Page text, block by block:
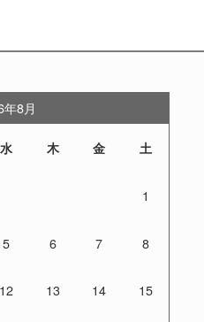
8月
水 木 金 土
1
5 6 7 8
12 13 14 15